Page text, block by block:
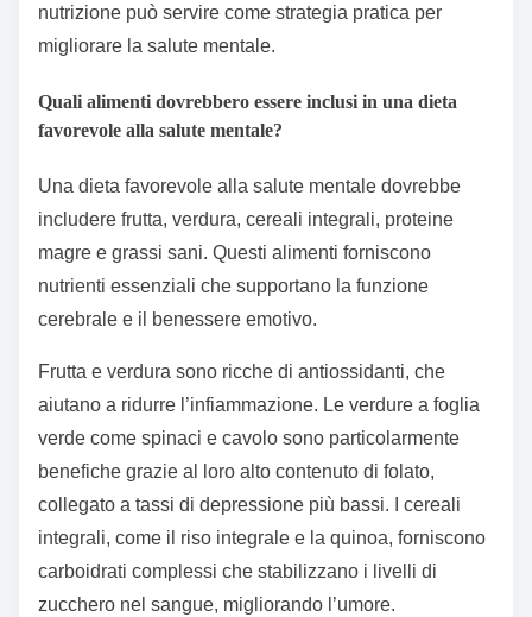
nutrizione può servire come strategia pratica per
migliorare la salute mentale.
Quali alimenti dovrebbero essere inclusi in una dieta
favorevole alla salute mentale?
Una dieta favorevole alla salute mentale dovrebbe
includere frutta, verdura, cereali integrali, proteine
magre e grassi sani. Questi alimenti forniscono
nutrienti essenziali che supportano la funzione
cerebrale e il benessere emotivo.
Frutta e verdura sono ricche di antiossidanti, che
aiutano a ridurre l’infiammazione. Le verdure a foglia
verde come spinaci e cavolo sono particolarmente
benefiche grazie al loro alto contenuto di folato,
collegato a tassi di depressione più bassi. I cereali
integrali, come il riso integrale e la quinoa, forniscono
carboidrati complessi che stabilizzano i livelli di
zucchero nel sangue, migliorando l’umore.